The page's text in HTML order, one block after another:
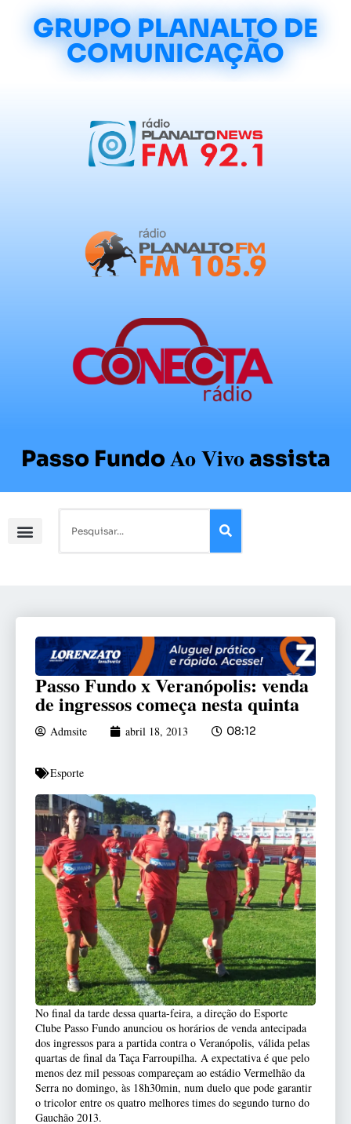
GRUPO PLANALTO DE
COMUNICAÇÃO
Passo FundoAo Vivoassista
Passo Fundo x Veranópolis: venda
de ingressos começa nesta quinta
Admsite abril 18, 2013 08:12
Esporte
No final da tarde dessa quarta-feira, a direção do Esporte
Clube Passo Fundo anunciou os horários de venda antecipada
dos ingressos para a partida contra o Veranópolis, válida pelas
quartas de final da Taça Farroupilha. A expectativa é que pelo
menos dez mil pessoas compareçam ao estádio Vermelhão da
Serra no domingo, às 18h30min, num duelo que pode garantir
o tricolor entre os quatro melhores times do segundo turno do
Gauchão 2013.